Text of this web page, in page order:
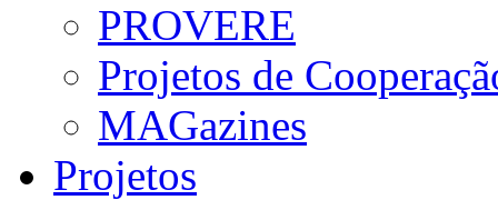
PROVERE
Projetos de
MAGazines
Projetos